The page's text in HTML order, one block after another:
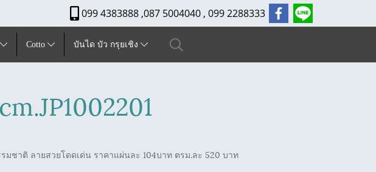
099 4383888 ,087 5004040 , 099 2288333
Cotto บันได บัว กรุยเชิง
รมชาติ ลายสวยโดดเด่น ราคาแผ่นละ 104บาท ตรม.ละ 520 บาท